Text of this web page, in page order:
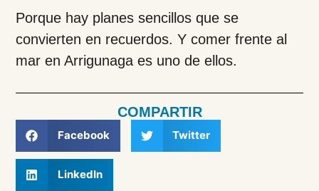
Porque hay planes sencillos que se
convierten en recuerdos. Y comer frente al
mar en Arrigunaga es uno de ellos.
COMPARTIR
Facebook Twitter
LinkedIn